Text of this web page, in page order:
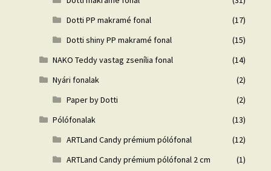
Dotti PP makramé fonal
(17)
Dotti shiny PP makramé fonal
(15)
NAKO Teddy vastag zsenília fonal
(14)
Nyári fonalak
(2)
Paper by Dotti
(2)
Pólófonalak
(13)
ARTLand Candy prémium pólófonal
(12)
ARTLand Candy prémium pólófonal 2 cm
(1)